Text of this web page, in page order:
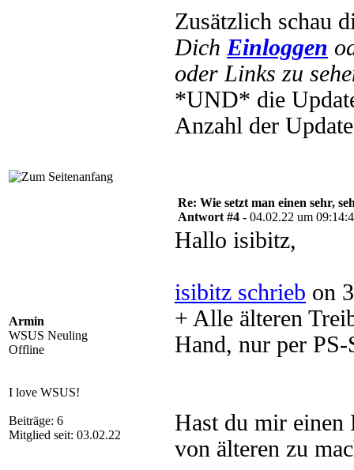
Zusätzlich schau
Dich Einloggen
oder Links zu
*UND* die
Anzahl der
Armin
WSUS Neuling
Offline
I love WSUS!
Beiträge: 6
Mitglied seit: 03.02.22
Re: Wie setzt man einen sehr,
Antwort #4 - 04.02.22 um
Hallo isibitz,
isibitz schrieb on
+ Alle älteren
Hand, nur per
Hast du mir einen
von älteren zu